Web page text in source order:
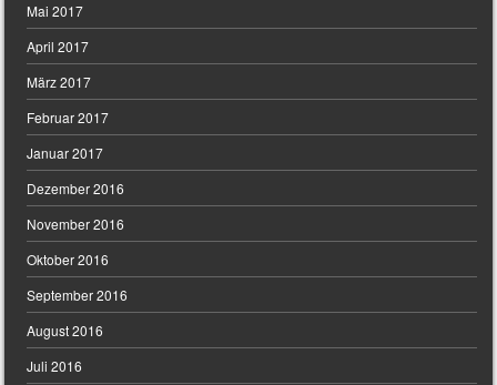
Mai 2017
April 2017
März 2017
Februar 2017
Januar 2017
Dezember 2016
November 2016
Oktober 2016
September 2016
August 2016
Juli 2016